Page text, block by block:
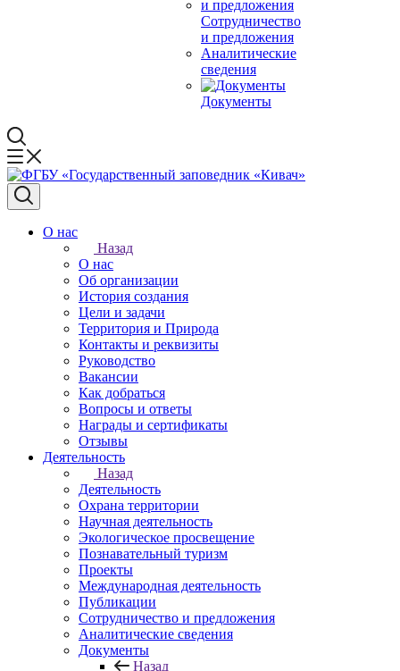
Сотрудничество
и предложения
Аналитические
сведения
Документы
О нас
Назад
О нас
Об организации
История создания
Цели и задачи
Территория и Природа
Контакты и реквизиты
Руководство
Вакансии
Как добраться
Вопросы и ответы
Награды и сертификаты
Отзывы
Деятельность
Назад
Деятельность
Охрана территории
Научная деятельность
Экологическое просвещение
Познавательный туризм
Проекты
Международная деятельность
Публикации
Сотрудничество и предложения
Аналитические сведения
Документы
Назад